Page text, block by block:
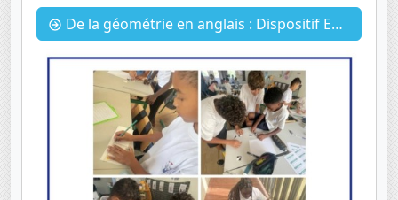
De la géométrie en anglais : Dispositif EMILE